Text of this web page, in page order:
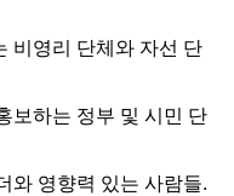
비영리 단체와 자선 단
보하는 정부 및 시민 단
와 영향력 있는 사람들.